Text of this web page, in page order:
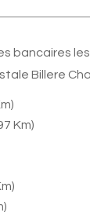
bancaires
Billere
Km)